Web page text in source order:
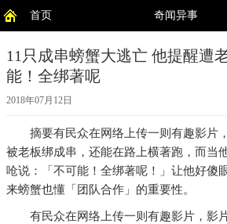
首页 奇闻异事
11只成串螃蟹大逃亡 他提醒遭
能！全绑著呢
2018年07月12日
摘要有民众在网络上传一则有趣影片
被老板绑成串，还能在路上横著跑，而当
呛说：「不可能！全绑著呢！」让他好傻
来螃蟹也懂「团队合作」的重要性。
有民众在网络上传一则有趣影片，影